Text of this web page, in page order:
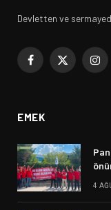
Devletten ve
Facebook
X
EMEK
4